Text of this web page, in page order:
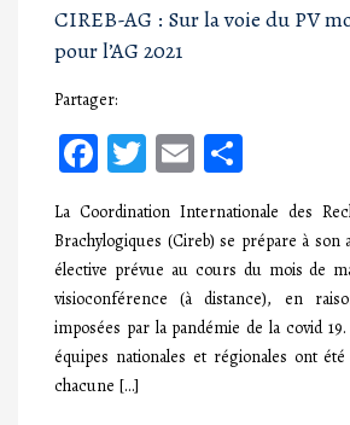
CIREB-AG : Sur la voie du PV
pour l’AG 2021
Partager:
Facebook
Twitter
Email
La Coordination Internationale des
Brachylogiques (Cireb) se prépare à son
élective prévue au cours du mois de
visioconférence (à distance), en
imposées par la pandémie de la covid
équipes nationales et régionales ont
chacune […]